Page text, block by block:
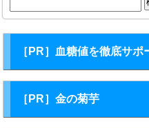
索:
［PR］血糖値を徹底サポ
［PR］金の菊芋